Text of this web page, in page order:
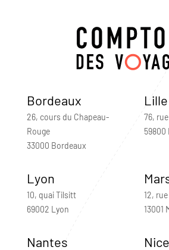
Bordeaux
26, cours du Chapeau-
Rouge
33000 Bordeaux
Lille
76,
59800
Lyon
10, quai Tilsitt
69002 Lyon
12,
13001
Nantes Nice